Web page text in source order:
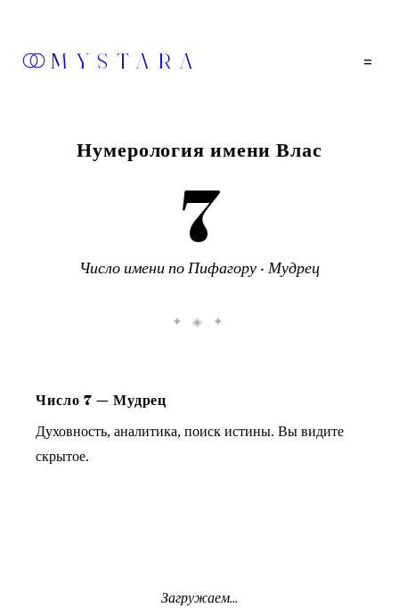
MYSTARA =
Нумерология имениВлас
7
Число имени по Пифагору · Мудрец
✦ ◈ ✦
Число 7 — Мудрец
Духовность, аналитика, поиск истины. Вы видите
скрытое.
Загружаем...